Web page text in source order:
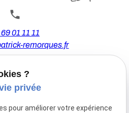
01 11 11
remorques.fr
la Division Leclerc
?
privée
pour améliorer votre expérience